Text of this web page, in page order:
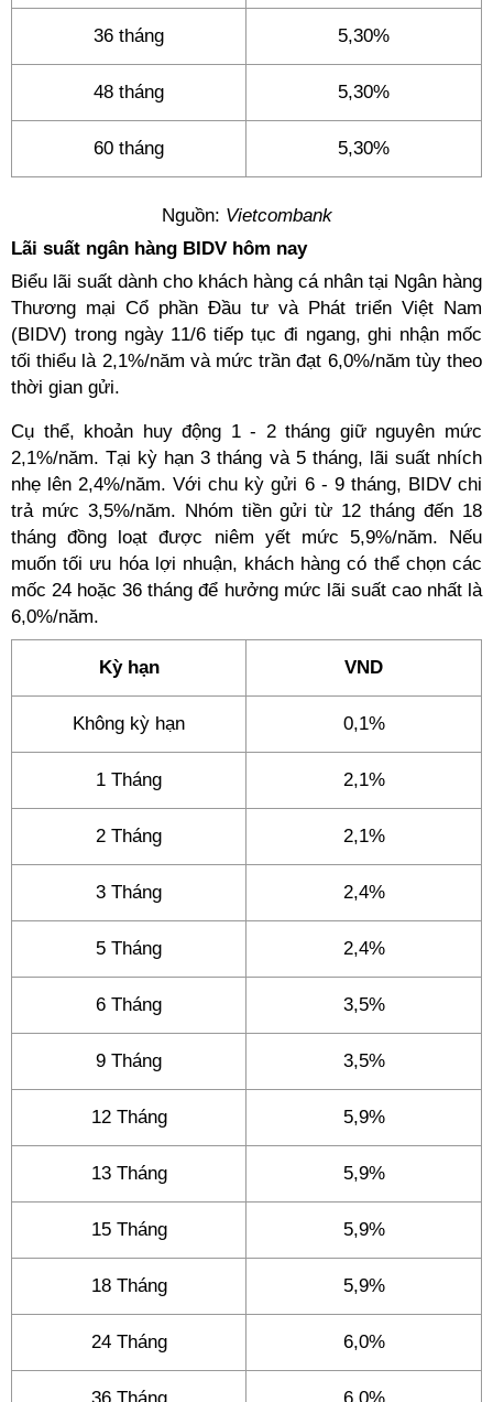
36 tháng 5,30%
48 tháng 5,30%
60 tháng 5,30%
Nguồn: Vietcombank
Lãi suất ngân hàng BIDV hôm nay
Biểu lãi suất dành cho khách hàng cá nhân tại Ngân hàng
Thương mại Cổ phần Đầu tư và Phát triển Việt Nam
(BIDV) trong ngày 11/6 tiếp tục đi ngang, ghi nhận mốc
tối thiểu là 2,1%/năm và mức trần đạt 6,0%/năm tùy theo
thời gian gửi.
Cụ thể, khoản huy động 1 - 2 tháng giữ nguyên mức
2,1%/năm. Tại kỳ hạn 3 tháng và 5 tháng, lãi suất nhích
nhẹ lên 2,4%/năm. Với chu kỳ gửi 6 - 9 tháng, BIDV chi
trả mức 3,5%/năm. Nhóm tiền gửi từ 12 tháng đến 18
tháng đồng loạt được niêm yết mức 5,9%/năm. Nếu
muốn tối ưu hóa lợi nhuận, khách hàng có thể chọn các
mốc 24 hoặc 36 tháng để hưởng mức lãi suất cao nhất là
6,0%/năm.
Kỳ hạn VND
Không kỳ hạn 0,1%
1 Tháng 2,1%
2 Tháng 2,1%
3 Tháng 2,4%
5 Tháng 2,4%
6 Tháng 3,5%
9 Tháng 3,5%
12 Tháng 5,9%
13 Tháng 5,9%
15 Tháng 5,9%
18 Tháng 5,9%
24 Tháng 6,0%